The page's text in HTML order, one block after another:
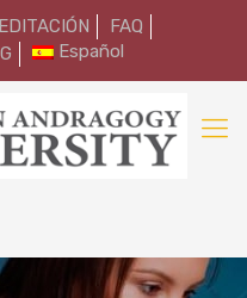
FAQ
Español